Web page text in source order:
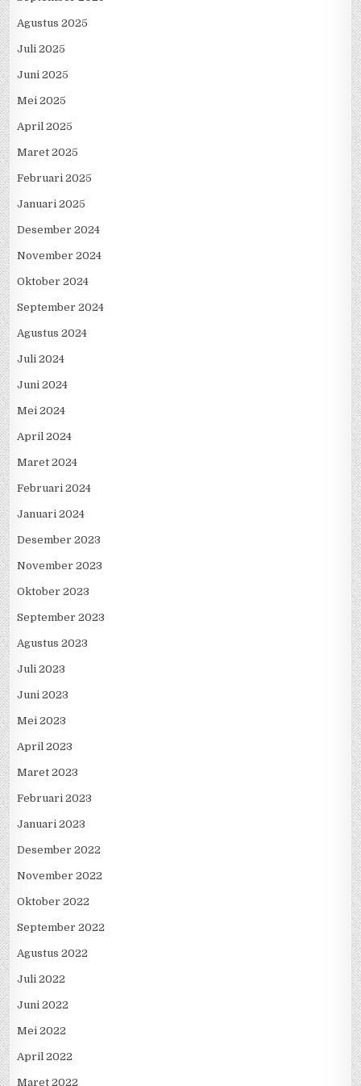
Agustus 2025
Juli 2025
Juni 2025
Mei 2025
April 2025
Maret 2025
Februari 2025
Januari 2025
Desember 2024
November 2024
Oktober 2024
September 2024
Agustus 2024
Juli 2024
Juni 2024
Mei 2024
April 2024
Maret 2024
Februari 2024
Januari 2024
Desember 2023
November 2023
Oktober 2023
September 2023
Agustus 2023
Juli 2023
Juni 2023
Mei 2023
April 2023
Maret 2023
Februari 2023
Januari 2023
Desember 2022
November 2022
Oktober 2022
September 2022
Agustus 2022
Juli 2022
Juni 2022
Mei 2022
April 2022
Maret 2022